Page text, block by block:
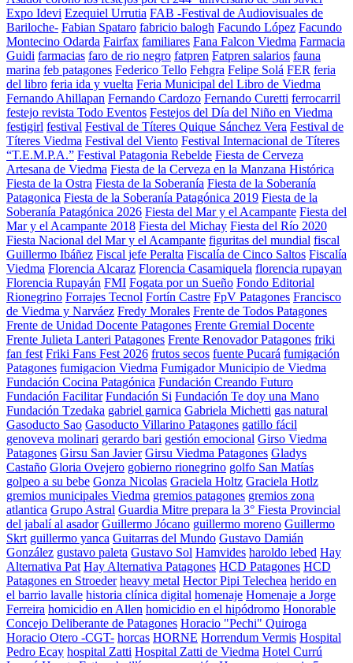
Expo Idevi Ezequiel Urrutia FAB -Festival de Audiovisuales de
Bariloche- Fabian Spataro fabricio balogh Facundo López Facundo
Montecino Odarda Fairfax familiares Fana Falcon Viedma Farmacia
Guidi farmacias faro de rio negro fatpren Fatpren salarios fauna
marina feb patagones Federico Tello Fehgra Felipe Solá FER feria
del libro feria ida y vuelta Feria Municipal del Libro de Viedma
Fernando Ahillapan Fernando Cardozo Fernando Curetti ferrocarril
festejo revista Todo Eventos Festejos del Día del Niño en Viedma
festigirl festival Festival de Títeres Quique Sánchez Vera Festival de
Títeres Viedma Festival del Viento Festival Internacional de Títeres
“T.E.M.P.A.” Festival Patagonia Rebelde Fiesta de Cerveza
Artesana de Viedma Fiesta de la Cerveza en la Manzana Histórica
Fiesta de la Ostra Fiesta de la Soberanía Fiesta de la Soberanía
Patagonica Fiesta de la Soberanía Patagónica 2019 Fiesta de la
Soberanía Patagónica 2026 Fiesta del Mar y el Acampante Fiesta del
Mar y el Acampante 2018 Fiesta del Michay Fiesta del Río 2020
Fiesta Nacional del Mar y el Acampante figuritas del mundial fiscal
Guillermo Ibáñez Fiscal jefe Peralta Fiscalía de Cinco Saltos Fiscalía
Viedma Florencia Alcaraz Florencia Casamiquela florencia rupayan
Florencia Rupayán FMI Fogata por un Sueño Fondo Editorial
Rionegrino Forrajes Tecnol Fortín Castre FpV Patagones Francisco
de Viedma y Narváez Fredy Morales Frente de Todos Patagones
Frente de Unidad Docente Patagones Frente Gremial Docente
Frente Julieta Lanteri Patagones Frente Renovador Patagones friki
fan fest Friki Fans Fest 2026 frutos secos fuente Pucará fumigación
Patagones fumigacion Viedma Fumigador Municipio de Viedma
Fundación Cocina Patagónica Fundación Creando Futuro
Fundación Facilitar Fundación Si Fundación Te doy una Mano
Fundación Tzedaka gabriel garnica Gabriela Michetti gas natural
Gasoducto Sao Gasoducto Villarino Patagones gatillo fácil
genoveva molinari gerardo bari gestión emocional Girso Viedma
Patagones Girsu San Javier Girsu Viedma Patagones Gladys
Castaño Gloria Ovejero gobierno rionegrino golfo San Matías
golpeo a su bebe Gonza Nicolas Graciela Holtz Graciela Hotlz
gremios municipales Viedma gremios patagones gremios zona
atlantica Grupo Astral Guardia Mitre prepara la 3° Fiesta Provincial
del jabalí al asador Guillermo Jócano guillermo moreno Guillermo
Skrt guillermo yanca Guitarras del Mundo Gustavo Damián
González gustavo paleta Gustavo Sol Hamvides haroldo lebed Hay
Alternativa Pat Hay Alternativa Patagones HCD Patagones HCD
Patagones en Stroeder heavy metal Hector Pipi Telechea herido en
el barrio lavalle historia clínica digital homenaje Homenaje a Jorge
Ferreira homicidio en Allen homicidio en el hipódromo Honorable
Concejo Deliberante de Patagones Horacio "Pechi" Quiroga
Horacio Otero -CGT- horcas HORNE Horrendum Vermis Hospital
Pedro Ecay hospital Zatti Hospital Zatti de Viedma Hotel Currú